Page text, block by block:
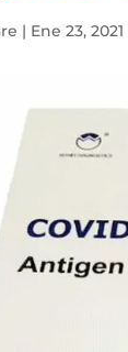
| Ene 23, 2021